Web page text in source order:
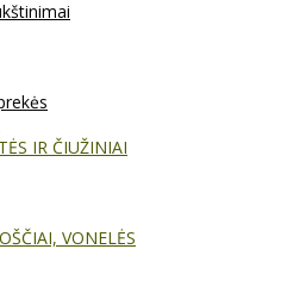
IR ČIUŽINIAI
VONELĖS